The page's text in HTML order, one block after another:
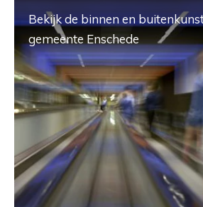
Bekijk de binnen en
gemeente Enschede